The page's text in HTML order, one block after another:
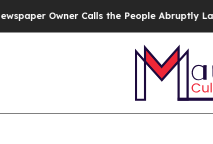
Calls the People Abruptly Laid off “Simply